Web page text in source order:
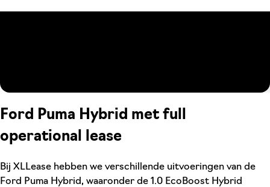
Ford Puma Hybrid met full
operational lease
Bij XLLease hebben we verschillende uitvoeringen van de
Ford Puma Hybrid, waaronder de 1.0 EcoBoost Hybrid